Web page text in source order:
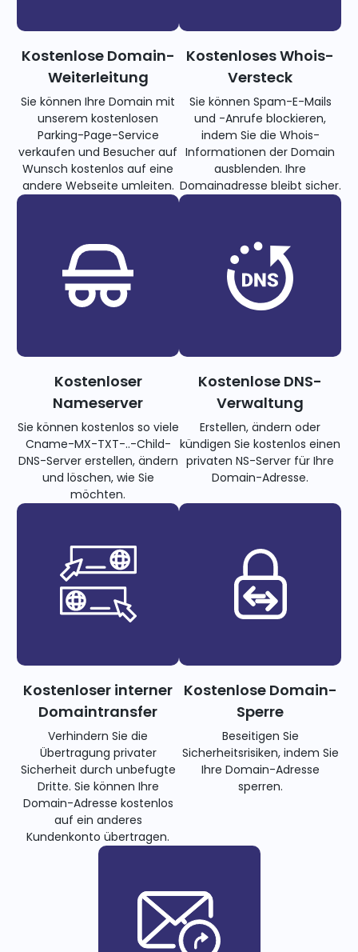
Kostenlose Domain-
Weiterleitung
Sie können Ihre Domain mit
unserem kostenlosen
Parking-Page-Service
verkaufen und Besucher auf
Wunsch kostenlos auf eine
andere Webseite umleiten.
Kostenloses Whois-
Versteck
Sie können Spam-E-Mails
und -Anrufe blockieren,
indem Sie die Whois-
Informationen der Domain
ausblenden. Ihre
Domainadresse bleibt sicher.
Kostenloser
Nameserver
Sie können kostenlos so viele
Cname-MX-TXT-..-Child-
DNS-Server erstellen, ändern
und löschen, wie Sie
möchten.
Kostenlose DNS-
Verwaltung
Erstellen, ändern oder
kündigen Sie kostenlos einen
privaten NS-Server für Ihre
Domain-Adresse.
Kostenloser interner
Domaintransfer
Verhindern Sie die
Übertragung privater
Sicherheit durch unbefugte
Dritte. Sie können Ihre
Domain-Adresse kostenlos
auf ein anderes
Kundenkonto übertragen.
Kostenlose Domain-
Sperre
Beseitigen Sie
Sicherheitsrisiken, indem Sie
Ihre Domain-Adresse
sperren.